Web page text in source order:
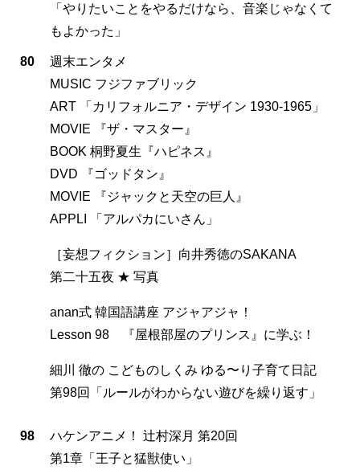
「やりたいことをやるだけなら、音楽じゃなくて
もよかった」
80
週末エンタメ
MUSIC フジファブリック
ART 「カリフォルニア・デザイン 1930-1965」
MOVIE 『ザ・マスター』
BOOK 桐野夏生『ハピネス』
DVD 『ゴッドタン』
MOVIE 『ジャックと天空の巨人』
APPLI 「アルパカにいさん」
［妄想フィクション］向井秀徳のSAKANA
第二十五夜 ★ 写真
anan式 韓国語講座 アジャアジャ！
Lesson 98 『屋根部屋のプリンス』に学ぶ！
細川 徹の こどものしくみ ゆる〜り子育て日記
第98回「ルールがわからない遊びを繰り返す」
98
ハケンアニメ！ 辻村深月 第20回
第1章「王子と猛獣使い」